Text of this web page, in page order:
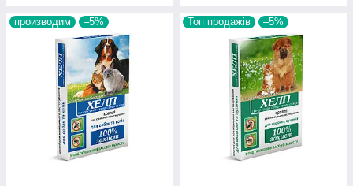
производим –5% Топ продажів –5%